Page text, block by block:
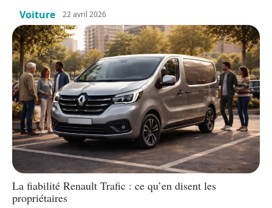
Voiture 22 avril 2026
La fiabilité Renault Trafic : ce qu’en disent les
propriétaires